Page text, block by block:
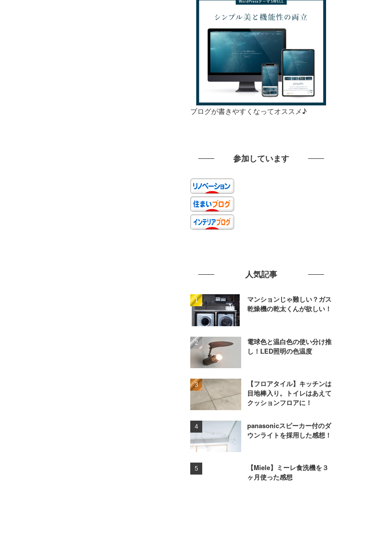
ブログが書きやすくなってオススメ♪
参加しています
人気記事
マンションじゃ難しい？ガス
乾燥機の乾太くんが欲しい！
電球色と温白色の使い分け推
し！LED照明の色温度
【フロアタイル】キッチンは
目地棒入り。トイレはあえて
クッションフロアに！
panasonicスピーカー付のダ
ウンライトを採用した感想！
【Miele】ミーレ食洗機を３
ヶ月使った感想